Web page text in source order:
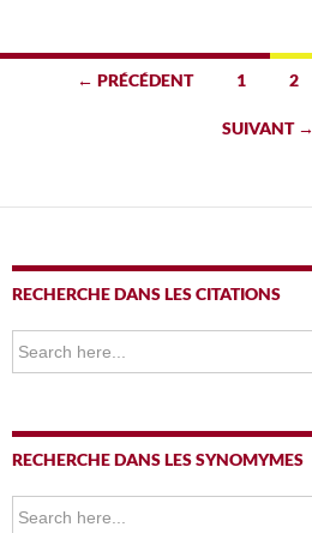
Navigation
← PRÉCÉDENT 1 2
SUIVANT →
RECHERCHE DANS LES CITATIONS
Search
for:
RECHERCHE DANS LES SYNOMYMES
Search
for: